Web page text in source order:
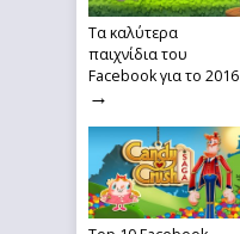
Τα καλύτερα
παιχνίδια του
Facebook για το 2016
→